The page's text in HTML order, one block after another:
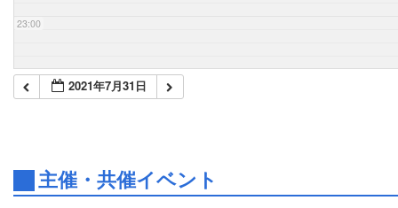
23:00
2021年7月31日
主催・共催イベント